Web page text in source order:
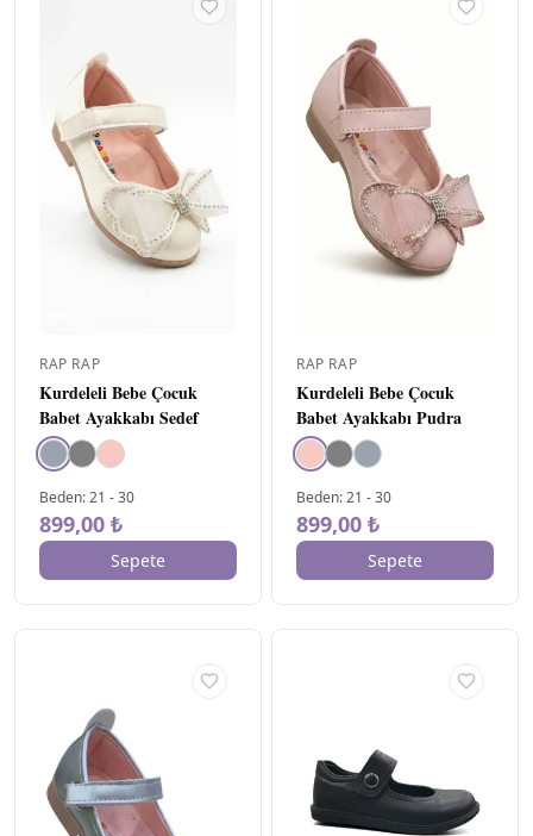
RAP RAP
Kurdeleli Bebe Çocuk
Babet Ayakkabı Sedef
Beden:21 -30
899,00 ₺
Sepete
RAP RAP
Kurdeleli Bebe Çocuk
Babet Ayakkabı Pudra
Beden:21 -30
899,00 ₺
Sepete